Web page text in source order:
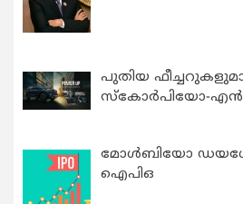
പുതിയ
സ്കോർപിയോ-എൻ
മോൾബിയോ
ഐപിഒ